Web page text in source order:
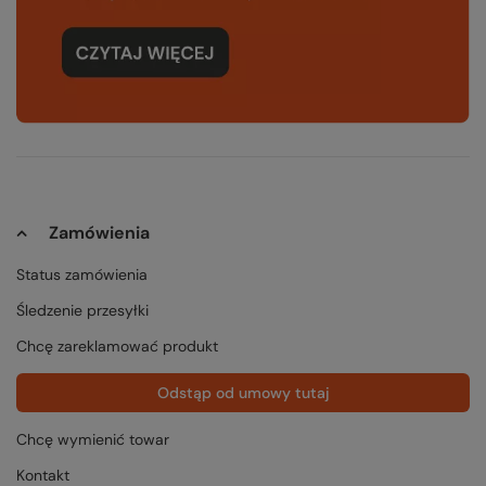
Zamówienia
Status zamówienia
Śledzenie przesyłki
Chcę zareklamować produkt
Odstąp od umowy tutaj
Chcę wymienić towar
Kontakt